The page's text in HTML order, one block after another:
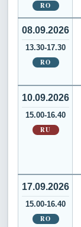
RO
08.09.2026
13.30-17.30
RO
10.09.2026
15.00-16.40
RU
17.09.2026
15.00-16.40
RO